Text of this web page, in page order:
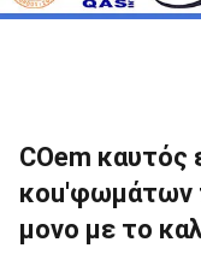
COem
κοu'φωμάτων
μονο με το